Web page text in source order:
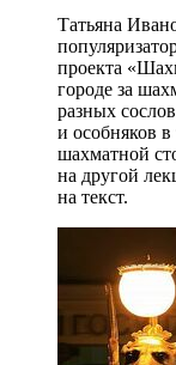
Татьяна
проекта
городе за
разных
и особняков
шахматной
на другой
на текст.